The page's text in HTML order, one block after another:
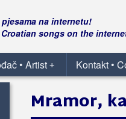
na internetu!
songs on the
+
• Artist Kontakt •
Mramor,